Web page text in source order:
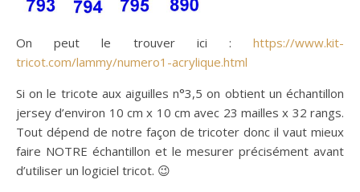
On peut le trouver ici : https://www.kit-
tricot.com/lammy/numero1-acrylique.html
Si on le tricote aux aiguilles n°3,5 on obtient un échantillon
jersey d’environ 10 cm x 10 cm avec 23 mailles x 32 rangs.
Tout dépend de notre façon de tricoter donc il vaut mieux
faire NOTRE échantillon et le mesurer précisément avant
d’utiliser un logiciel tricot. 😉